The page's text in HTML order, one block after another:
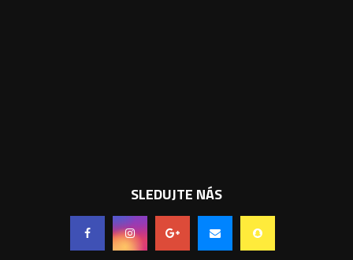
SLEDUJTE NÁS